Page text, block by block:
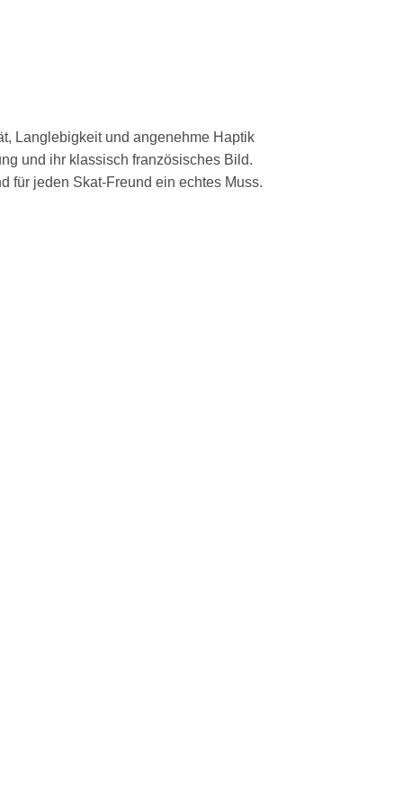
Langlebigkeit und angenehme Haptik
und ihr klassisch französisches Bild.
für jeden Skat-Freund ein echtes Muss.